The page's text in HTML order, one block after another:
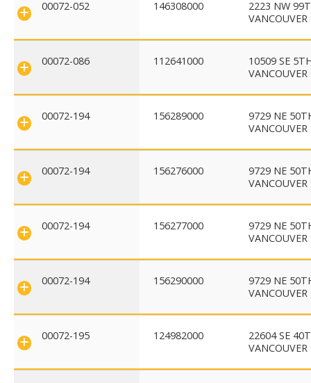
00072-052 146308000
2223 NW
00072-086 112641000
10509 SE
00072-194 156289000
9729 NE
00072-194 156276000
9729 NE
00072-194 156277000
9729 NE
00072-194 156290000
9729 NE
00072-195 124982000
22604 SE